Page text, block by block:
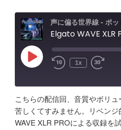
較
検
証】
SHURE
SM63
AM8
声に偏る世界線 - ポ
Play
Episode 1x
Amazon
RSS
SHARE
こちらの配信回、音質やボリ
苦しくてすみません。リベン
WAVE XLR PROによる収録を